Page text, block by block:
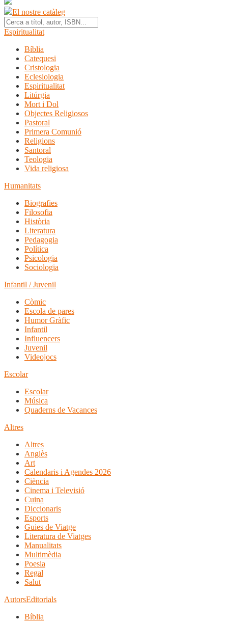
El nostre catàleg
Espiritualitat
Bíblia
Catequesi
Cristologia
Eclesiologia
Espiritualitat
Litúrgia
Mort i Dol
Objectes Religiosos
Pastoral
Primera Comunió
Religions
Santoral
Teologia
Vida religiosa
Humanitats
Biografies
Filosofia
Història
Literatura
Pedagogia
Política
Psicologia
Sociologia
Infantil / Juvenil
Còmic
Escola de pares
Humor Gràfic
Infantil
Influencers
Juvenil
Videojocs
Escolar
Escolar
Música
Quaderns de Vacances
Altres
Altres
Anglès
Art
Calendaris i Agendes 2026
Ciència
Cinema i Televisió
Cuina
Diccionaris
Esports
Guies de Viatge
Literatura de Viatges
Manualitats
Multimèdia
Poesia
Regal
Salut
AutorsEditorials
Bíblia